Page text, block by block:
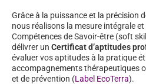
Grâce à la puissance et la précision
nous réalisons la mesure intégrale
Compétences de Savoir-être (soft
délivrer un Certificat d’aptitudes
évaluer vos aptitudes à la pratique
accompagnements thérapeutiques
et de prévention (Label EcoTerra).